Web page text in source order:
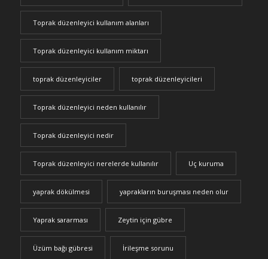
Toprak düzenleyici kullanım alanları
Toprak düzenleyici kullanım miktarı
toprak düzenleyiciler toprak düzenleyicileri
Toprak düzenleyici neden kullanılır
Toprak düzenleyici nedir
Toprak düzenleyici nerelerde kullanılır Uç kuruma
yaprak dökülmesi yaprakların buruşması neden olur
Yaprak sararması Zeytin için gübre
Üzüm bağı gübresi İrileşme sorunu